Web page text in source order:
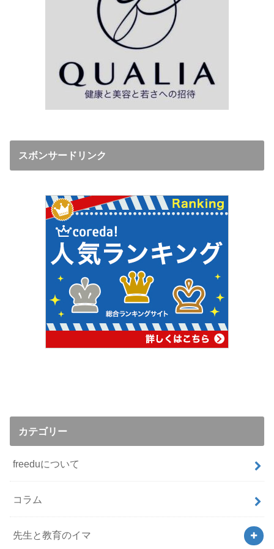
スボンサードリンク
カテゴリー
freeduについて
コラム
先生と教育のイマ